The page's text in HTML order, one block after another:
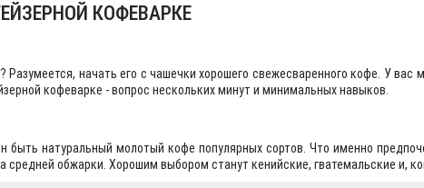
КОФЕВАРКЕ
начать его с чашечки хорошего свежесваренного кофе. У
кофеварке - вопрос нескольких минут и минимальных навыков.
натуральный молотый кофе популярных сортов. Что именно
обжарки. Хорошим выбором станут кенийские, гватемальские и,